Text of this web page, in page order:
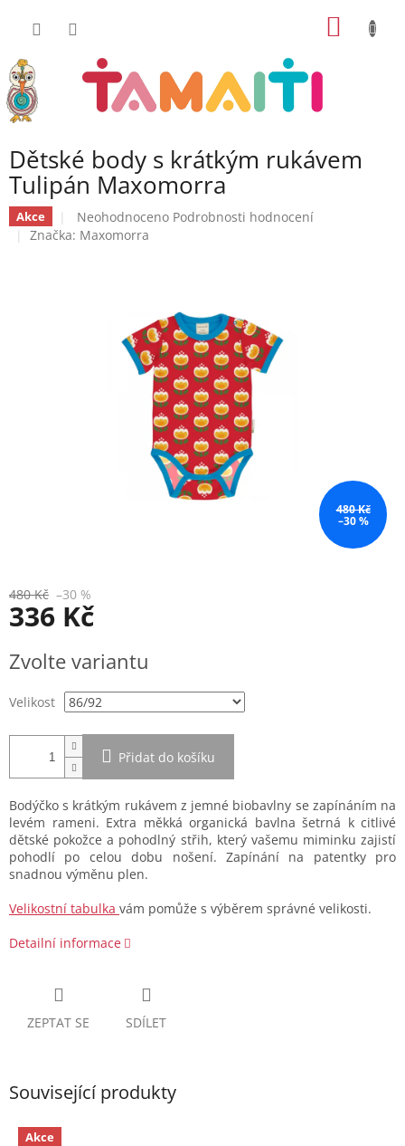
Dětské body s krátkým rukávem
Tulipán Maxomorra
Akce
Průměrné
hodnocení
hvězdiček.
Neohodnoceno Podrobnosti hodnocení
Značka: Maxomorra
480 Kč
–30 %
480 Kč –30 %
336 Kč
cena:
Zvolte variantu
Velikost
Přidat do košíku
Bodýčko s krátkým rukávem z jemné biobavlny se zapínáním na
levém rameni. Extra měkká organická bavlna šetrná k citlivé
dětské pokožce a pohodlný střih, který vašemu miminku zajistí
pohodlí po celou dobu nošení. Zapínání na patentky pro
snadnou výměnu plen.
Velikostní tabulka vám pomůže s výběrem správné velikosti.
Detailní informace
ZEPTAT SE SDÍLET
Související produkty
Akce